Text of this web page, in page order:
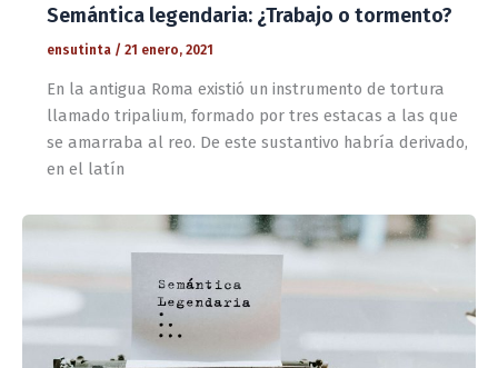
Semántica legendaria: ¿Trabajo o tormento?
ensutinta / 21 enero, 2021
En la antigua Roma existió un instrumento de tortura
llamado tripalium, formado por tres estacas a las que
se amarraba al reo. De este sustantivo habría derivado,
en el latín